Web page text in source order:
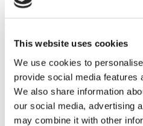
This website uses cookies
We use cookies to
provide social media features
We also share information
our social media, advertising
may combine it with other
Isaias Iniguez, D.D.S. Cosmetic
Angebot einholen
MIRAC SARA TOURISM
registrierten Reiseagentur
Alle Behandlungen werden
Gesundheitstourismus
durchgeführt.